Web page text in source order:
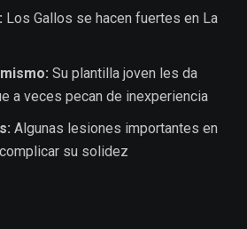
Los Gallos se hacen fuertes en La
Su plantilla joven les da
a veces pecan de inexperiencia
Algunas lesiones importantes en
su solidez